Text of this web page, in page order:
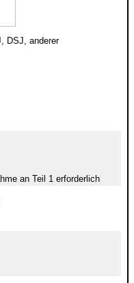
DSJ, anderer
an Teil 1 erforderlich